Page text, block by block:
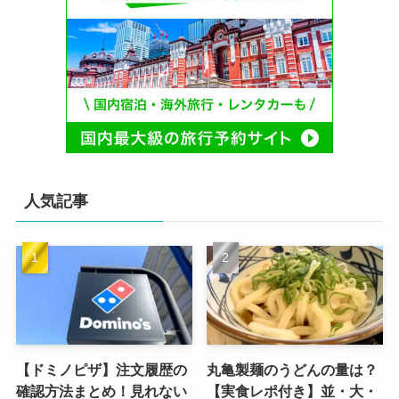
人気記事
【ドミノピザ】注文履歴の
確認方法まとめ！見れない
丸亀製麺のうどんの量は？
【実食レポ付き】並・大・